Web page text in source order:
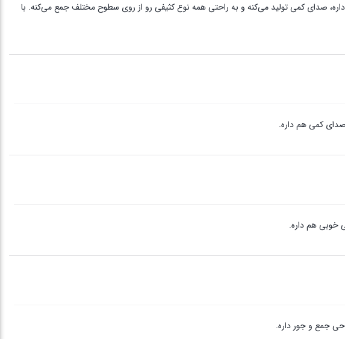
صدای کمی تولید می‌کنه و به راحتی همه نوع کثیفی رو از روی سطوح مختلف جمع می‌کنه. با
کمی هم داره.
خوبی هم داره.
جمع و جور داره.